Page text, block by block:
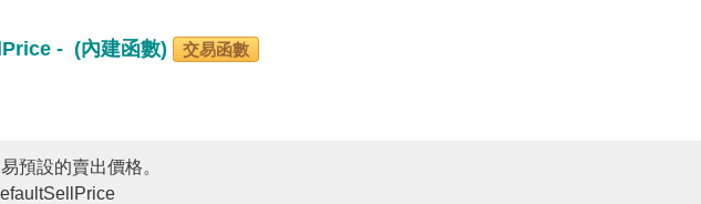
- (內建函數) 交易函數
預設的賣出價格。